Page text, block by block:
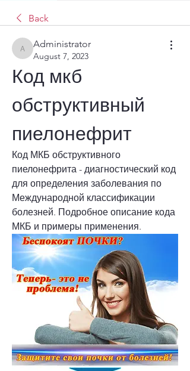
Back
Administrator
Administrator
August 7, 2023
Код мкб
обструктивный
пиелонефрит
Код МКБ обструктивного
пиелонефрита - диагностический код
для определения заболевания по
Международной классификации
болезней. Подробное описание кода
МКБ и примеры применения.